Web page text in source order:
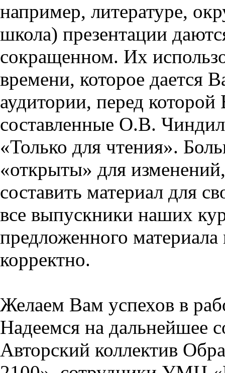
например, литературе,
школа) презентации
сокращенном. Их
времени, которое дается
аудитории, перед
составленные О.В.
«Только для чтения».
«открыты» для
составить материал для
все выпускники наших
предложенного
корректно.
Желаем Вам успехов в
Надеемся на дальнейшее
Авторский коллектив